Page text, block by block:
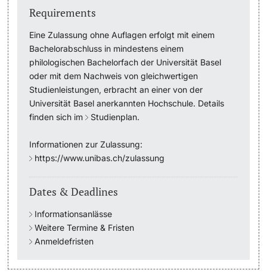
Course Auditors
Student Life
Campus Stories
Advice & Support
Student Advice Center
Funding
Career Counseling
Requirements
Eine Zulassung ohne Auflagen erfolgt mit einem
Bachelorabschluss in mindestens einem
philologischen Bachelorfach der Universität Basel
oder mit dem Nachweis von gleichwertigen
Studienleistungen, erbracht an einer von der
Universität Basel anerkannten Hochschule. Details
finden sich im Studienplan.
Informationen zur Zulassung:
https://www.unibas.ch/zulassung
Dates & Deadlines
Informationsanlässe
Weitere Termine & Fristen
Anmeldefristen